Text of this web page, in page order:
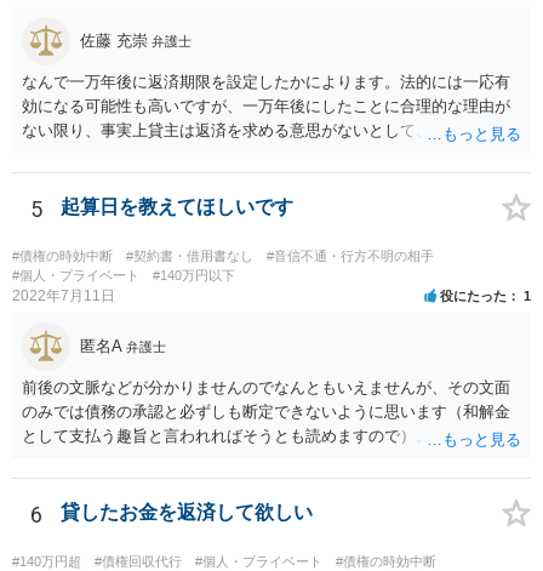
佐藤 充崇 弁護士
なんで一万年後に返済期限を設定したかによります。法的には一応有
効になる可能性も高いですが、一万年後にしたことに合理的な理由が
ない限り、事実上貸主は返済を求める意思がないとして、消費貸借契
に悪用される可能性もあるので。
5 起算日を教えてほしいです
#債権の時効中断 #契約書・借用書なし
#音信不通・行方不明の相手
#個人・プライベート
#140万円以下
2022年7月11日 役にたった 1
匿名A 弁護士
前後の文脈などが分かりませんのでなんともいえませんが、その文面
のみでは債務の承認と必ずしも断定できないように思います（和解金
として支払う趣旨と言われればそうとも読めますので）。 個別具体的
いところがございますので、これまでの電話内容やメールの文面、訴
訟の経過に関する記録等を持って近隣の弁護士にご相談された方がよ
6 貸したお金を返済して欲しい
#140万円超 #債権回収代行 #個人・プライベート
#債権の時効中断